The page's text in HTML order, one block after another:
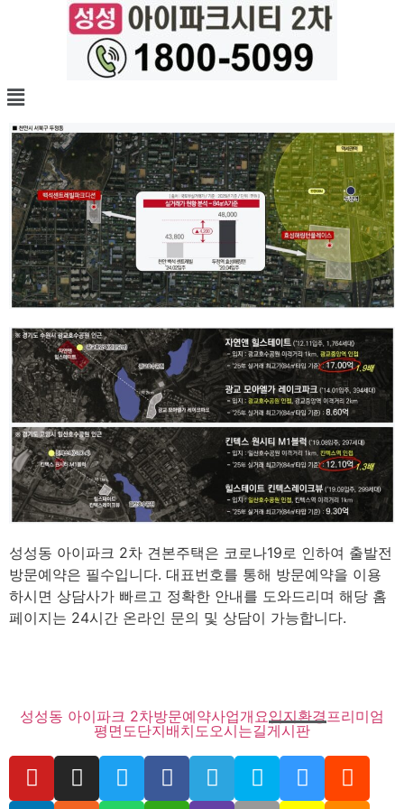
성성동 아이파크 2차 견본주택은 코로나19로 인하여 출발전
방문예약은 필수입니다. 대표번호를 통해 방문예약을 이용
하시면 상담사가 빠르고 정확한 안내를 도와드리며 해당 홈
페이지는 24시간 온라인 문의 및 상담이 가능합니다.
성성동 아이파크 2차방문예약사업개요입지환경 프리미엄
평면도단지배치도오시는길게시판